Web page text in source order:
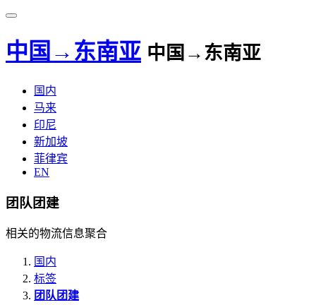
中国→东南亚 中国→东南亚
国内
马来
印尼
新加坡
菲律宾
EN
团队团建
相关的物流信息聚合
国内
标签
团队团建